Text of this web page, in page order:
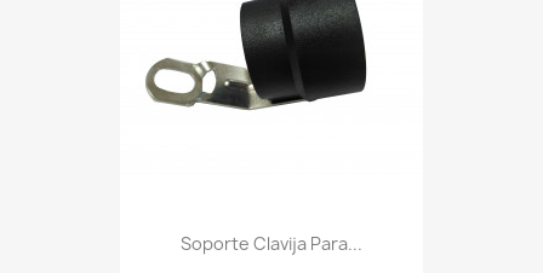
Soporte Clavija Para...